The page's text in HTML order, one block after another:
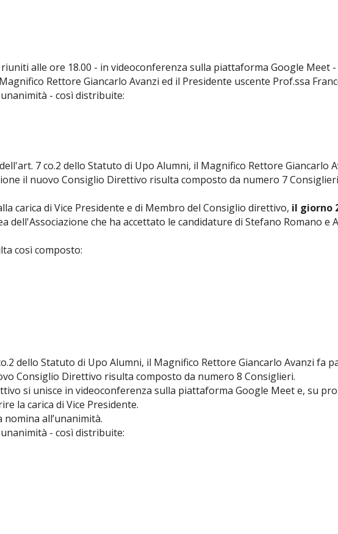
alle ore 18.00 - in videoconferenza sulla piattaforma Google Meet
Rettore Giancarlo Avanzi ed il Presidente uscente Prof.ssa
- così distribuite:
7 co.2 dello Statuto di Upo Alumni, il Magnifico Rettore Giancarlo
il nuovo Consiglio Direttivo risulta composto da numero 7
carica di Vice Presidente e di Membro del Consiglio direttivo, il giorno
dell'Associazione che ha accettato le candidature di Stefano Romano e
così composto:
dello Statuto di Upo Alumni, il Magnifico Rettore Giancarlo Avanzi fa
Consiglio Direttivo risulta composto da numero 8 Consiglieri.
si unisce in videoconferenza sulla piattaforma Google Meet e, su
la carica di Vice Presidente.
all’unanimità.
- così distribuite: